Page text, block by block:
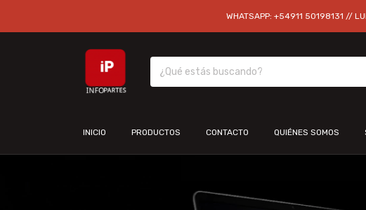
WHATSAPP: +54911 50198131 //
INICIO PRODUCTOS CONTACTO QUIÉNES SOMOS